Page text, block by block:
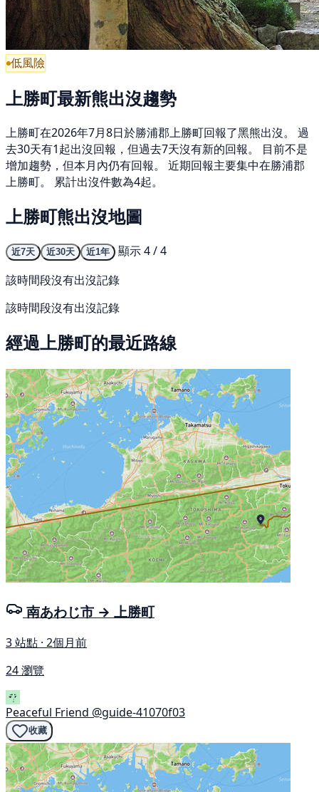
低風險
上勝町最新熊出沒趨勢
上勝町在2026年7月8日於勝浦郡上勝町回報了黑熊出沒。 過
去30天有1起出沒回報，但過去7天沒有新的回報。 目前不是
增加趨勢，但本月內仍有回報。 近期回報主要集中在勝浦郡
上勝町。 累計出沒件數為4起。
上勝町熊出沒地圖
近7天 近30天 近1年
顯示 4 / 4
該時間段沒有出沒記錄
該時間段沒有出沒記錄
經過上勝町的最近路線
南あわじ市 → 上勝町
3 站點 · 2個月前
24 瀏覽
Peaceful Friend @guide-41070f03
收藏